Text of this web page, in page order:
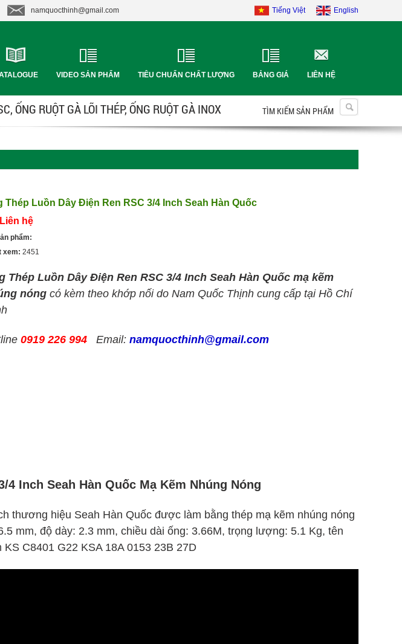
namquocthinh@gmail.com Tiếng Việt English
VIDEO SẢN PHẨM TIÊU CHUẨN CHẤT LƯỢNG BẢNG GIÁ LIÊN HỆ
ỐNG RUỘT GÀ LÕI THÉP, ỐNG RUỘT GÀ INOX TÌM KIẾM SẢN PHẨM
Thép Luồn Dây Điện Ren RSC 3/4 Inch Seah Hàn Quốc
Liên hệ
phẩm:
xem: 2451
Thép Luồn Dây Điện Ren RSC 3/4 Inch Seah Hàn Quốc mạ kẽm
nóng có kèm theo khớp nối do Nam Quốc Thịnh cung cấp tại Hồ Chí
0919 226 994 Email: namquocthinh@gmail.com
4 Inch Seah Hàn Quốc Mạ Kẽm Nhúng Nóng
thương hiệu Seah Hàn Quốc được làm bằng thép mạ kẽm nhúng nóng
mm, độ dày: 2.3 mm, chiều dài ống: 3.66M, trọng lượng: 5.1 Kg, tên
C8401 G22 KSA 18A 0153 23B 27D